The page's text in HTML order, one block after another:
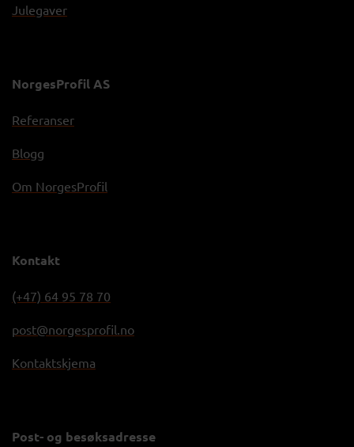
Julegaver
NorgesProfil AS
Referanser
Blogg
Om NorgesProfil
Kontakt
(+47) 64 95 78 70
post@norgesprofil.no
Kontaktskjema
Post- og besøksadresse